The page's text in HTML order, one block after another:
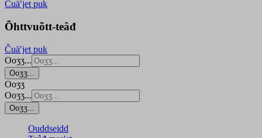
Čuäʹjet puk
Õhttvuõtt-teâđ
Čuäʹjet puk
Ooʒʒ...
Ooʒʒ...
Ooʒʒ
Ooʒʒ...
Ooʒʒ...
Ouddseidd